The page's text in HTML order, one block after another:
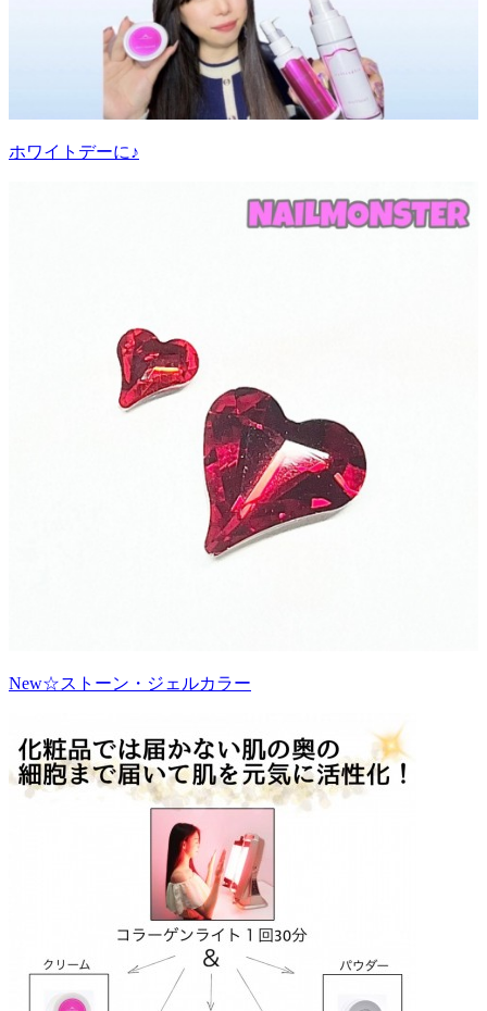
ホワイトデーに♪
New☆ストーン・ジェルカラー